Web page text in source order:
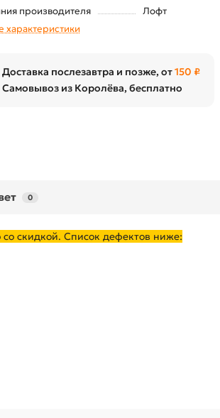
производителя
Лофт
характеристики
Доставка послезавтра и позже, от150 ₽
Самовывоз из Королёва, бесплатно
0
скидкой. Список дефектов ниже: